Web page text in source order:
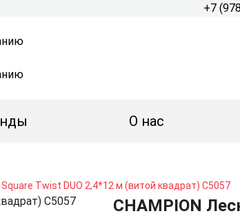
+7
О нас
Square Twist DUO 2,4*12 м (витой квадрат) C5057
CHAMPION